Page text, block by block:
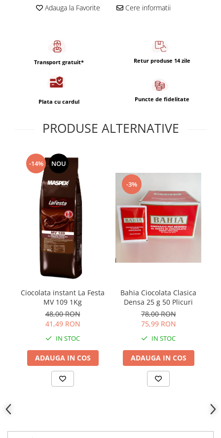
Adauga la Favorite Cere informatii
Transport gratuit* Retur produse 14 zile
Plata cu cardul Puncte de fidelitate
PRODUSE ALTERNATIVE
-14% NOU
Ciocolata instant La Festa
MV 109 1Kg
48,00 RON
41,49 RON
IN STOC
ADAUGA IN COS
-3%
Bahia Ciocolata Clasica
Densa 25 g 50 Plicuri
78,00 RON
75,99 RON
IN STOC
ADAUGA IN COS